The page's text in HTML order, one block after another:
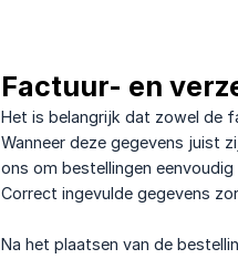
Factuur- en
Het is belangrijk dat zowel de
Wanneer deze gegevens juist
ons om bestellingen
Correct ingevulde gegevens
Na het plaatsen van de